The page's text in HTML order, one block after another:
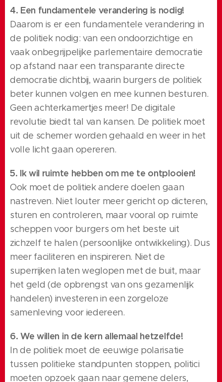
4. Een fundamentele verandering is nodig!
Daarom is er een fundamentele verandering in
de politiek nodig: van een ondoorzichtige en
vaak onbegrijpelijke parlementaire democratie
op afstand naar een transparante directe
democratie dichtbij, waarin burgers de politiek
beter kunnen volgen en mee kunnen besturen.
Geen achterkamertjes meer! De digitale
revolutie biedt tal van kansen. De politiek moet
uit de schemer worden gehaald en weer in het
volle licht gaan opereren.
5. Ik wil ruimte hebben om me te ontplooien!
Ook moet de politiek andere doelen gaan
nastreven. Niet louter meer gericht op dicteren,
sturen en controleren, maar vooral op ruimte
scheppen voor burgers om het beste uit
zichzelf te halen (persoonlijke ontwikkeling). Dus
meer faciliteren en inspireren. Niet de
superrijken laten weglopen met de buit, maar
het geld (de opbrengst van ons gezamenlijk
handelen) investeren in een zorgeloze
samenleving voor iedereen.
6. We willen in de kern allemaal hetzelfde!
In de politiek moet de eeuwige polarisatie
tussen politieke standpunten stoppen, politici
moeten opzoek gaan naar gemene delers,